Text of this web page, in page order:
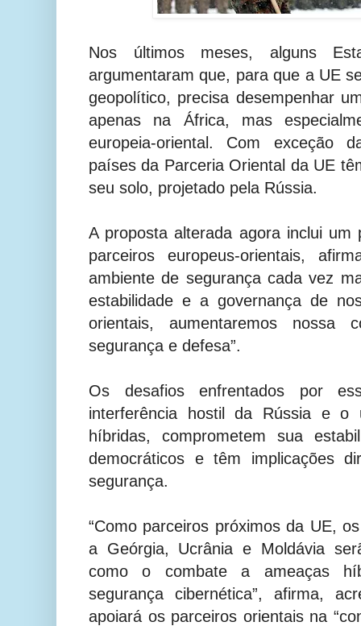
Nos últimos meses, alguns
argumentaram que, para que a UE
geopolítico, precisa desempenhar
apenas na África, mas
europeia-oriental. Com exceção
países da Parceria Oriental da UE
seu solo, projetado pela Rússia.
A proposta alterada agora inclui um
parceiros europeus-orientais,
ambiente de segurança cada vez
estabilidade e a governança de
orientais, aumentaremos nossa
segurança e defesa”.
Os desafios enfrentados por
interferência hostil da Rússia e o
híbridas, comprometem sua
democráticos e têm implicações
segurança.
“Como parceiros próximos da UE,
a Geórgia, Ucrânia e Moldávia
como o combate a ameaças
segurança cibernética”, afirma,
apoiará os parceiros orientais na